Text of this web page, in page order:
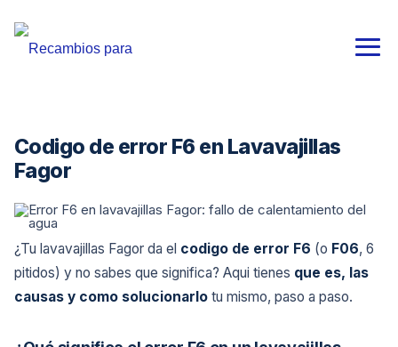
Codigo de error F6 en Lavavajillas
Fagor
¿Tu lavavajillas Fagor da el codigo de error F6 (o F06, 6
pitidos) y no sabes que significa? Aqui tienes que es, las
causas y como solucionarlo tu mismo, paso a paso.